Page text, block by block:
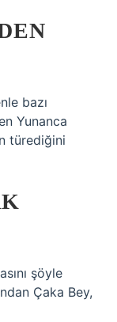
bazı
Yunanca
türediğini
şöyle
Çaka Bey,